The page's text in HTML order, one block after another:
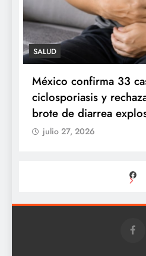
SALUD
México confirma 33
ciclosporiasis y
brote de diarrea
julio 27, 2026